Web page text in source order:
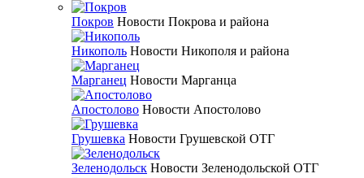
Покров Новости Покрова и района
Никополь Новости Никополя и района
Марганец Новости Марганца
Апостолово Новости Апостолово
Грушевка Новости Грушевской ОТГ
Зеленодольск Новости Зеленодольской ОТГ